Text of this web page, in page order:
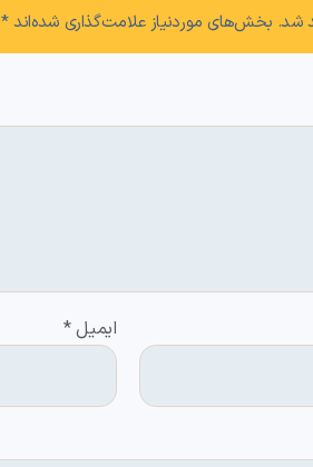
شد. بخش‌های موردنیاز علامت‌گذاری شده‌اند*
ایمیل*